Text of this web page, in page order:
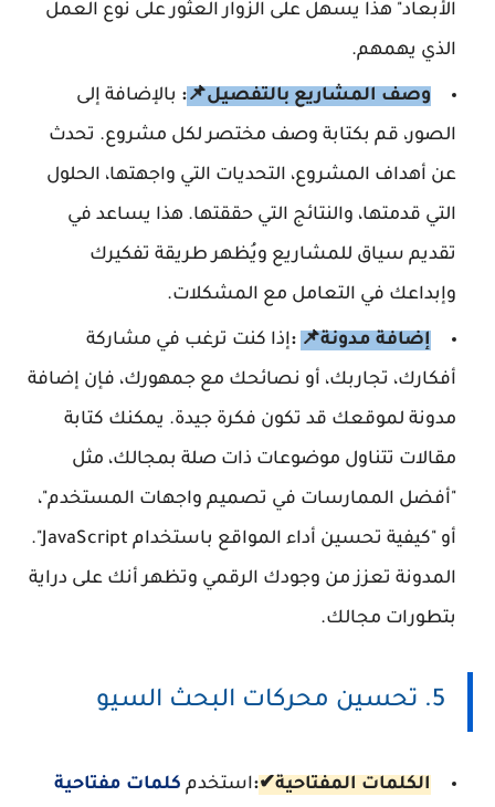
الأبعاد" هذا يسهل على الزوار العثور على نوع العمل
الذي يهمهم.
وصف المشاريع بالتفصيل📌: بالإضافة إلى
الصور، قم بكتابة وصف مختصر لكل مشروع. تحدث
عن أهداف المشروع، التحديات التي واجهتها، الحلول
التي قدمتها، والنتائج التي حققتها. هذا يساعد في
تقديم سياق للمشاريع ويُظهر طريقة تفكيرك
وإبداعك في التعامل مع المشكلات.
إضافة مدونة📌
:إذا كنت ترغب في مشاركة
أفكارك، تجاربك، أو نصائحك مع جمهورك، فإن إضافة
مدونة لموقعك قد تكون فكرة جيدة. يمكنك كتابة
مقالات تتناول موضوعات ذات صلة بمجالك، مثل
"أفضل الممارسات في تصميم واجهات المستخدم"،
أو "كيفية تحسين أداء المواقع باستخدام JavaScript".
المدونة تعزز من وجودك الرقمي وتظهر أنك على دراية
بتطورات مجالك.
5. تحسين محركات البحث السيو
الكلمات المفتاحية✔:استخدم كلمات مفتاحية